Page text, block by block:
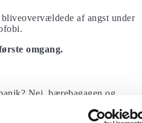
af angst under
omgang.
Nej, bærebagagen og
flyvning.